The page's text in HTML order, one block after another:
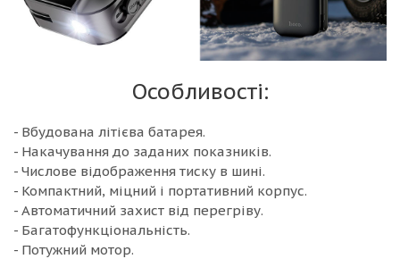
Особливості:
- Вбудована літієва батарея.
- Накачування до заданих показників.
- Числове відображення тиску в шині.
- Компактний, міцний і портативний корпус.
- Автоматичний захист від перегріву.
- Багатофункціональність.
- Потужний мотор.